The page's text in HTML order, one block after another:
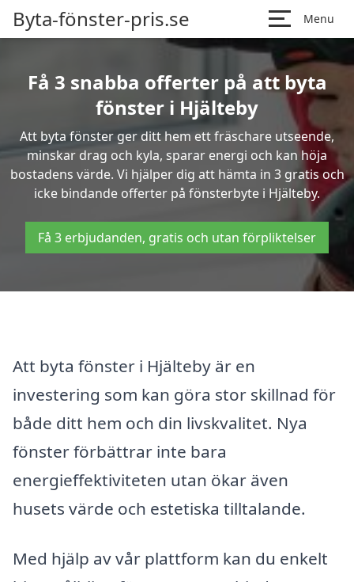
Byta-fönster-pris.se Menu
Få 3 snabba offerter på att byta
fönster i Hjälteby
Att byta fönster ger ditt hem ett fräschare utseende,
minskar drag och kyla, sparar energi och kan höja
bostadens värde. Vi hjälper dig att hämta in 3 gratis och
icke bindande offerter på fönsterbyte i Hjälteby.
Få 3 erbjudanden, gratis och utan förpliktelser
Att byta fönster i Hjälteby är en
investering som kan göra stor skillnad för
både ditt hem och din livskvalitet. Nya
fönster förbättrar inte bara
energieffektiviteten utan ökar även
husets värde och estetiska tilltalande.
Med hjälp av vår plattform kan du enkelt